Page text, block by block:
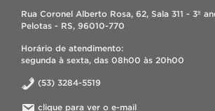
Rua Coronel Alberto Rosa, 62, Sala 311 - 3º
Pelotas - RS, 96010-770
Horário de atendimento:
segunda à sexta, das 08h00 às 20h00
(53) 3284-5519
clique para ver o e-mail